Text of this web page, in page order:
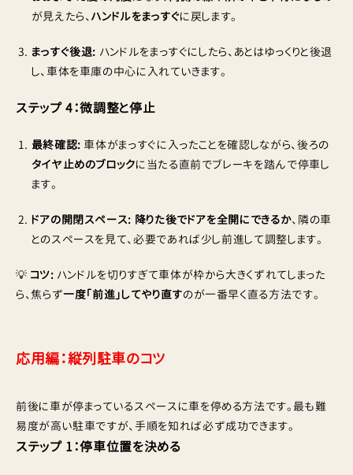
が見えたら、ハンドルをまっすぐに戻します。
まっすぐ後退: ハンドルをまっすぐにしたら、あとはゆっくりと後退
し、車体を車庫の中心に入れていきます。
ステップ 4：微調整と停止
最終確認: 車体がまっすぐに入ったことを確認しながら、後ろの
タイヤ止めのブロックに当たる直前でブレーキを踏んで停車し
ます。
ドアの開閉スペース: 降りた後でドアを全開にできるか、隣の車
とのスペースを見て、必要であれば少し前進して調整します。
💡 コツ: ハンドルを切りすぎて車体が枠から大きくずれてしまった
ら、焦らず一度「前進」してやり直すのが一番早く直る方法です。
応用編：縦列駐車のコツ
前後に車が停まっているスペースに車を停める方法です。最も難
易度が高い駐車ですが、手順を知れば必ず成功できます。
ステップ 1：停車位置を決める